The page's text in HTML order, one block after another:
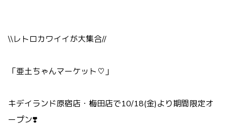
\\レトロカワイイが大集合//
「亜土ちゃんマーケット♡」
キデイランド原宿店・梅田店で10/18(金)より期間限定オ
ープン❣️